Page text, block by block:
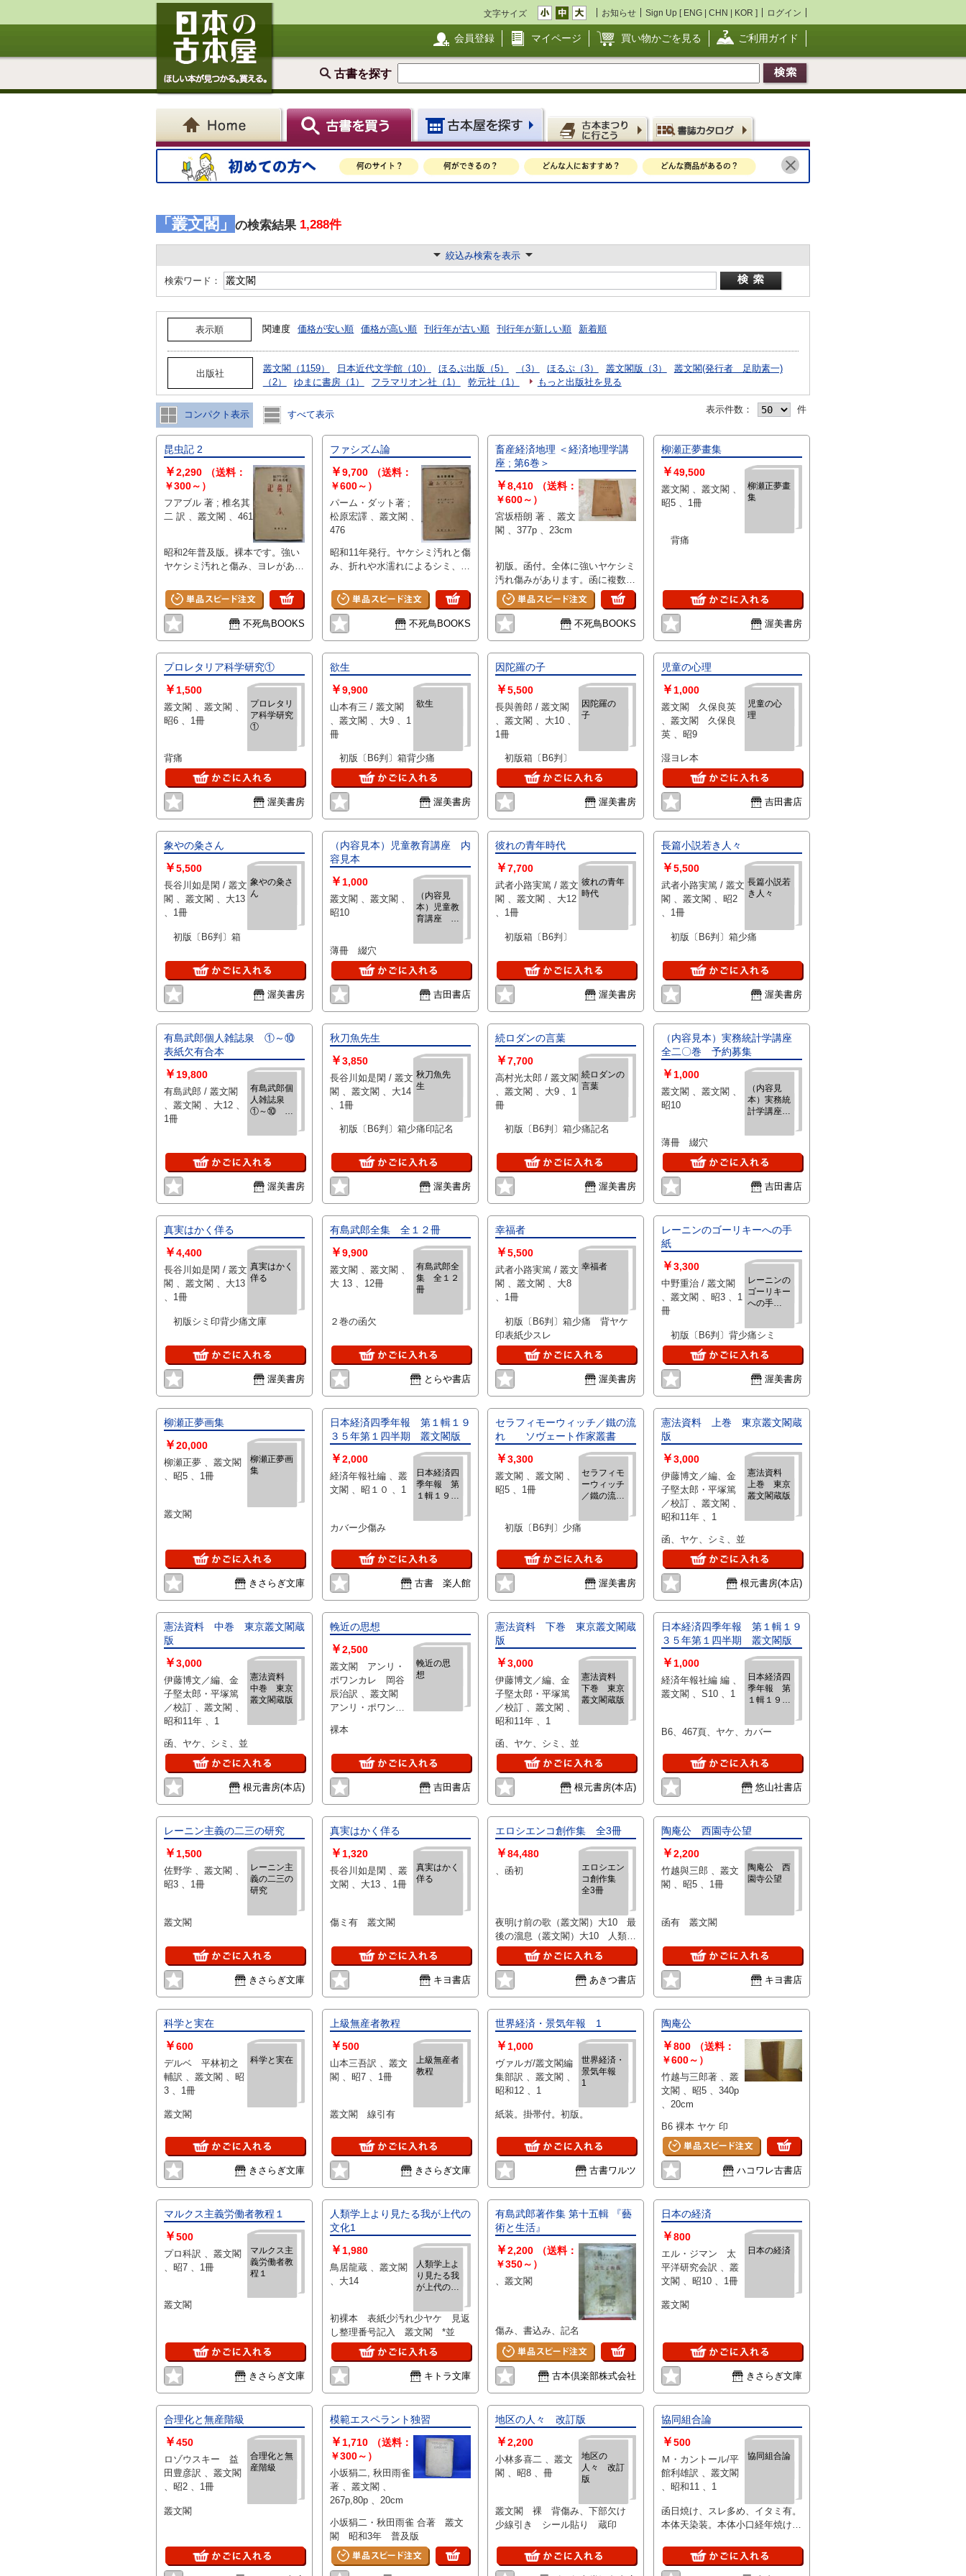
文字サイズ お知らせ Sign Up [ ENG | CHN | KOR ] ログイン
会員登録 マイページ 買い物かごを見る ご利用ガイド
古書を探す
「叢文閣」 の検索結果 1,288件
絞込み検索を表示
検索ワード：
表示順 関連度 価格が安い順 価格が高い順 刊行年が古い順 刊行年が新しい順 新着順
出版社 叢文閣（1159） 日本近代文学館（10） ほるぷ出版（5） （3） ほるぷ（3） 叢文閣版（3）
叢文閣(発行者 足助素一)
（2）
ゆまに書房（1） フラマリオン社（1） 乾元社（1） もっと出版社を見る
コンパクト表示 すべて表示 表示件数： 件
昆虫記 2
￥2,290
（送料：
￥300～）
フアブル 著 ; 椎名其
二 訳 、叢文閣 、461
昭和2年普及版。裸本です。強い
ヤケシミ汚れと傷み、ヨレがあり
不死鳥BOOKS
ファシズム論
￥9,700
（送料：
￥600～）
パーム・ダット著 ;
松原宏譯 、叢文閣 、
476
昭和11年発行。ヤケシミ汚れと傷
み、折れや水濡れによるシミ、見
跡、カバーに破れ千切れ、酢酸の
ような臭いがあります。
不死鳥BOOKS
畜産経済地理 ＜経済地理学講
座 ; 第6巻＞
￥8,410
（送料：
￥600～）
宮坂梧朗 著 、叢文
閣 、377p 、23cm
初版。函付。全体に強いヤケシミ
汚れ傷みがあります。函に複数破
れがあり激しい傷みがあります。
不死鳥BOOKS
柳瀬正夢畫集
柳瀬正夢畫
集
￥49,500
叢文閣 、叢文閣 、
昭5 、1冊
背痛
渥美書房
プロレタリア科学研究①
プロレタリ
ア科学研究
①
￥ 1,500
叢文閣 、叢文閣 、
昭6 、1冊
背痛
渥美書房
欲生
欲生
￥9,900
山本有三 / 叢文閣
、叢文閣 、大9 、1
冊
初版〔B6判〕箱背少痛
渥美書房
因陀羅の子
因陀羅の
子
￥5,500
長與善郎 / 叢文閣
、叢文閣 、大10 、
1冊
初版箱〔B6判〕
渥美書房
児童の心理
児童の心
理
￥ 1,000
叢文閣 久保良英
、叢文閣 久保良
英 、昭9
湿ヨレ本
吉田書店
象やの粂さん
象やの粂さ
ん
￥5,500
長谷川如是閑 / 叢文
閣 、叢文閣 、大13
、1冊
初版〔B6判〕箱
渥美書房
（内容見本）児童教育講座 内
容見本
（内容見
本）児童教
育講座 内
￥ 1,000
叢文閣 、叢文閣 、
昭10
薄冊 綴穴
吉田書店
彼れの青年時代
彼れの青年
時代
￥7,700
武者小路実篤 / 叢文
閣 、叢文閣 、大12
、1冊
初版箱〔B6判〕
渥美書房
長篇小説若き人々
長篇小説若
き人々
￥5,500
武者小路実篤 / 叢文
閣 、叢文閣 、昭2
、1冊
初版〔B6判〕箱少痛
渥美書房
有島武郎個人雑誌泉 ①～⑩
表紙欠有合本
有島武郎個
人雑誌泉
①～⑩ 表
本
￥ 19,800
有島武郎 / 叢文閣
、叢文閣 、大12 、
1冊
渥美書房
秋刀魚先生
秋刀魚先
生
￥3,850
長谷川如是閑 / 叢文
閣 、叢文閣 、大14
、1冊
初版〔B6判〕箱少痛印記名
渥美書房
続ロダンの言葉
続ロダンの
言葉
￥7,700
高村光太郎 / 叢文閣
、叢文閣 、大9 、1
冊
初版〔B6判〕箱少痛記名
渥美書房
（内容見本）実務統計学講座
全二〇巻 予約募集
（内容見
本）実務統
計学講座
予約募集
￥ 1,000
叢文閣 、叢文閣 、
昭10
薄冊 綴穴
吉田書店
真実はかく佯る
真実はかく
佯る
￥4,400
長谷川如是閑 / 叢文
閣 、叢文閣 、大13
、1冊
初版シミ印背少痛文庫
渥美書房
有島武郎全集 全１２冊
有島武郎全
集 全１２
冊
￥9,900
叢文閣 、叢文閣 、
大 13 、12冊
２巻の函欠
とらや書店
幸福者
幸福者
￥5,500
武者小路実篤 / 叢文
閣 、叢文閣 、大8
、1冊
初版〔B6判〕箱少痛 背ヤケ
印表紙少スレ
渥美書房
レーニンのゴーリキーへの手
紙
レーニンの
ゴーリキー
への手
￥3,300
中野重治 / 叢文閣
、叢文閣 、昭3 、1
冊
初版〔B6判〕背少痛シミ
渥美書房
柳瀬正夢画集
柳瀬正夢画
集
￥20,000
柳瀬正夢 、叢文閣
、昭5 、1冊
叢文閣
きさらぎ文庫
日本経済四季年報 第１輯１９
３５年第１四半期 叢文閣版
日本経済四
季年報 第
１輯１９３
半期 叢文
￥2,000
経済年報社編 、叢
文閣 、昭１０ 、1
カバー少傷み
古書 楽人館
セラフィモーウィッチ／鐵の流
れ ソヴェート作家叢書
セラフィモ
ーウィッチ
／鐵の流
ェート作家
￥3,300
叢文閣 、叢文閣 、
昭5 、1冊
初版〔B6判〕少痛
渥美書房
憲法資料 上巻 東京叢文閣蔵
版
憲法資料
上巻 東京
叢文閣蔵版
￥3,000
伊藤博文／編、金
子堅太郎・平塚篤
／校訂 、叢文閣 、
昭和11年 、1
函、ヤケ、シミ、並
根元書房(本店)
憲法資料 中巻 東京叢文閣蔵
版
憲法資料
中巻 東京
叢文閣蔵版
￥3,000
伊藤博文／編、金
子堅太郎・平塚篤
／校訂 、叢文閣 、
昭和11年 、1
函、ヤケ、シミ、並
根元書房(本店)
輓近の思想
輓近の思
想
￥2,500
叢文閣 アンリ・
ポワンカレ 岡谷
辰治訳 、叢文閣
アンリ・ポワンカ
大14
裸本
吉田書店
憲法資料 下巻 東京叢文閣蔵
版
憲法資料
下巻 東京
叢文閣蔵版
￥3,000
伊藤博文／編、金
子堅太郎・平塚篤
／校訂 、叢文閣 、
昭和11年 、1
函、ヤケ、シミ、並
根元書房(本店)
日本経済四季年報 第１輯１９
３５年第１四半期 叢文閣版
日本経済四
季年報 第
１輯１９３
半期 叢文
閣版
￥ 1,000
経済年報社編 編 、
叢文閣 、S10 、1
B6、467頁、ヤケ、カバー
悠山社書店
レーニン主義の二三の研究
レーニン主
義の二三の
研究
￥ 1,500
佐野学 、叢文閣 、
昭3 、1冊
叢文閣
きさらぎ文庫
真実はかく佯る
真実はかく
佯る
￥ 1,320
長谷川如是閑 、叢
文閣 、大13 、1冊
傷ミ有 叢文閣
キヨ書店
エロシエンコ創作集 全3冊
エロシエン
コ創作集
全3冊
￥84,480
、函初
夜明け前の歌（叢文閣）大10 最
後の溜息（叢文閣）大10 人類の
為に（東京刊行社）大13
あきつ書店
陶庵公 西園寺公望
陶庵公 西
園寺公望
￥2,200
竹越與三郎 、叢文
閣 、昭5 、1冊
函有 叢文閣
キヨ書店
科学と実在
科学と実在
￥600
デルベ 平林初之
輔訳 、叢文閣 、昭
3 、1冊
叢文閣
きさらぎ文庫
上級無産者教程
上級無産者
教程
￥500
山本三吾訳 、叢文
閣 、昭7 、1冊
叢文閣 線引有
きさらぎ文庫
世界経済・景気年報 1
世界経済・
景気年報
1
￥ 1,000
ヴァルガ/叢文閣編
集部訳 、叢文閣 、
昭和12 、1
紙装。掛帯付。初版。
古書ワルツ
陶庵公
￥800
（送料：
￥600～）
竹越与三郎著 、叢
文閣 、昭5 、340p
、20cm
B6 裸本 ヤケ 印
ハコワレ古書店
マルクス主義労働者教程１
マルクス主
義労働者教
程１
￥500
プロ科訳 、叢文閣
、昭7 、1冊
叢文閣
きさらぎ文庫
人類学上より見たる我が上代の
文化1
人類学上よ
り見たる我
が上代の文
￥ 1,980
鳥居龍蔵 、叢文閣
、大14
初裸本 表紙少汚れ少ヤケ 見返
し整理番号記入 叢文閣 *並
キトラ文庫
有島武郎著作集 第十五輯 『藝
術と生活』
￥2,200
（送料：
￥350～）
、叢文閣
傷み、書込み、記名
古本倶楽部株式会社
日本の経済
日本の経済
￥800
エル・ジマン 太
平洋研究会訳 、叢
文閣 、昭10 、1冊
叢文閣
きさらぎ文庫
合理化と無産階級
合理化と無
産階級
￥450
ロゾウスキー 益
田豊彦訳 、叢文閣
、昭2 、1冊
叢文閣
模範エスペラント独習
￥ 1,710
（送料：
￥300～）
小坂狷二, 秋田雨雀
著 、叢文閣 、
267p,80p 、20cm
小坂狷二・秋田雨雀 合著 叢文
閣 昭和3年 普及版
地区の人々 改訂版
地区の
人々 改訂
版
￥2,200
小林多喜二 、叢文
閣 、昭8 、冊
叢文閣 裸 背傷み、下部欠け
少線引き シール貼り 蔵印
協同組合論
協同組合論
￥500
Ｍ・カントール/平
館利雄訳 、叢文閣
、昭和11 、1
函日焼け、スレ多め、イタミ有。
本体天染装。本体小口経年焼け